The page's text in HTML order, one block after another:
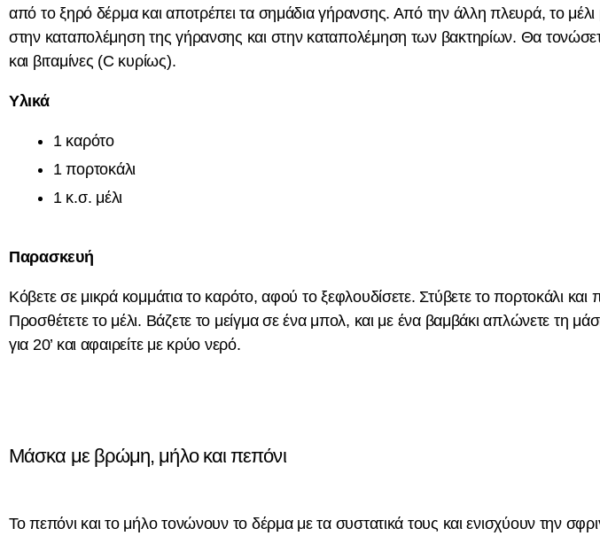
από το ξηρό δέρμα και αποτρέπει τα σημάδια γήρανσης. Από την άλλη πλευρά, το
στην καταπολέμηση της γήρανσης και στην καταπολέμηση των βακτηρίων. Θα
και βιταμίνες (C κυρίως).
Υλικά
1 καρότο
1 πορτοκάλι
1 κ.σ. μέλι
Παρασκευή
Κόβετε σε μικρά κομμάτια το καρότο, αφού το ξεφλουδίσετε. Στύβετε το πορτοκάλι και
Προσθέτετε το μέλι. Βάζετε το μείγμα σε ένα μπολ, και με ένα βαμβάκι απλώνετε τη
για 20’ και αφαιρείτε με κρύο νερό.
Μάσκα με βρώμη, μήλο και πεπόνι
Το πεπόνι και το μήλο τονώνουν το δέρμα με τα συστατικά τους και ενισχύουν την